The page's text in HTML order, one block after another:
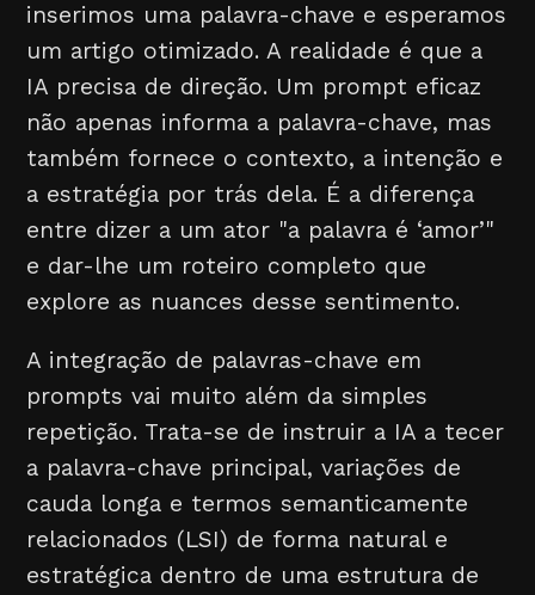
inserimos uma palavra-chave e esperamos
um artigo otimizado. A realidade é que a
IA precisa de direção. Um prompt eficaz
não apenas informa a palavra-chave, mas
também fornece o contexto, a intenção e
a estratégia por trás dela. É a diferença
entre dizer a um ator "a palavra é ‘amor’"
e dar-lhe um roteiro completo que
explore as nuances desse sentimento.
A integração de palavras-chave em
prompts vai muito além da simples
repetição. Trata-se de instruir a IA a tecer
a palavra-chave principal, variações de
cauda longa e termos semanticamente
relacionados (LSI) de forma natural e
estratégica dentro de uma estrutura de